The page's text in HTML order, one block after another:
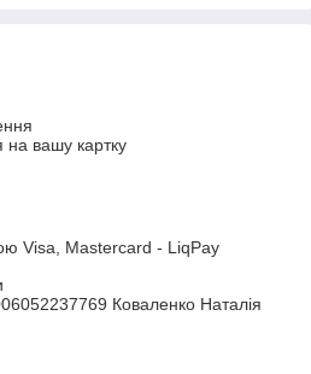
на вашу картку
Visa, Mastercard - LiqPay
Коваленко Наталія